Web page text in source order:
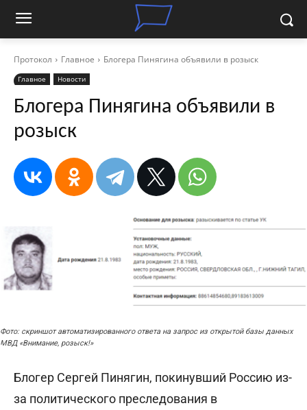
Протокол Главное Блогера Пинягина объявили в розыск
Главное Новости
Блогера Пинягина объявили в
розыск
Фото: скриншот автоматизированного ответа на запрос из открытой базы данных
МВД «Внимание, розыск!»
Блогер Сергей Пинягин, покинувший Россию из-
за политического преследования в